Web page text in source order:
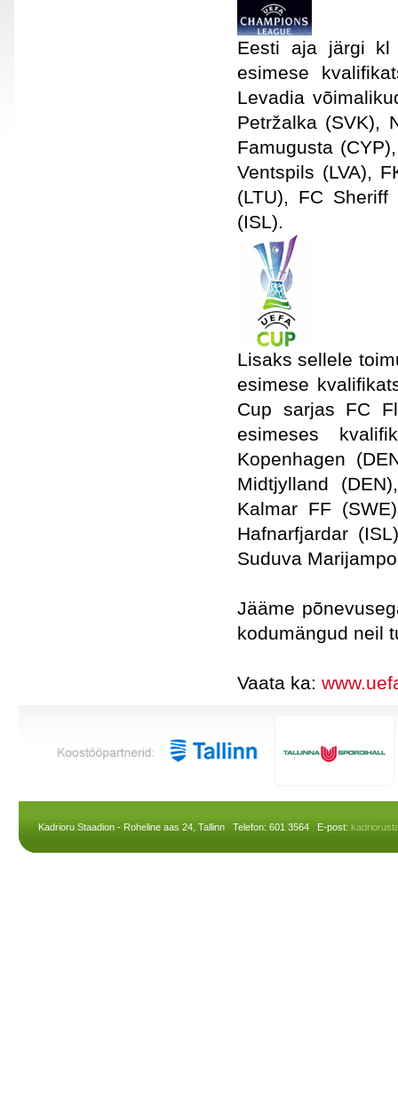
Eesti aja järgi kl
esimese
Levadia
Petržalka (SVK),
Famugusta
Ventspils (LVA),
(LTU), FC
(ISL).
Lisaks sellele
esimese
Cup sarjas FC
esimeses
Kopenhagen
Midtjylland
Kalmar FF
Hafnarfjardar
Suduva
Jääme
kodumängud neil
Vaata ka:
Kadrioru Staadion - Roheline aas 24, Tallinn Telefon: 601 3564 E-post: